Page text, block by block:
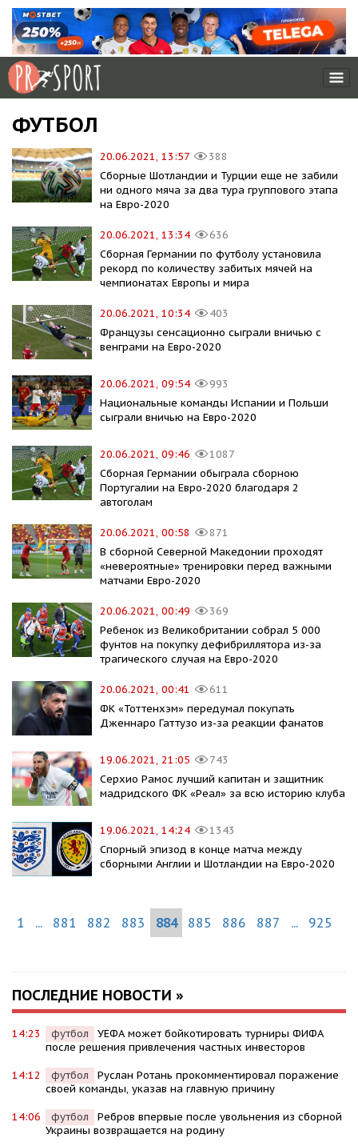
ФУТБОЛ
20.06.2021, 13:57
388
Сборные Шотландии и Турции еще не забили
ни одного мяча за два тура группового этапа
на Евро-2020
20.06.2021, 13:34
636
Сборная Германии по футболу установила
рекорд по количеству забитых мячей на
чемпионатах Европы и мира
20.06.2021, 10:34
403
Французы сенсационно сыграли вничью с
венграми на Евро-2020
20.06.2021, 09:54
993
Национальные команды Испании и Польши
сыграли вничью на Евро-2020
20.06.2021, 09:46
1087
Сборная Германии обыграла сборною
Португалии на Евро-2020 благодаря 2
автоголам
20.06.2021, 00:58
871
В сборной Северной Македонии проходят
«невероятные» тренировки перед важными
матчами Евро-2020
20.06.2021, 00:49
369
Ребенок из Великобритании собрал 5 000
фунтов на покупку дефибриллятора из-за
трагического случая на Евро-2020
20.06.2021, 00:41
611
ФК «Тоттенхэм» передумал покупать
Дженнаро Гаттузо из-за реакции фанатов
19.06.2021, 21:05
743
Серхио Рамос лучший капитан и защитник
мадридского ФК «Реал» за всю историю клуба
19.06.2021, 14:24
1343
Спорный эпизод в конце матча между
сборными Англии и Шотландии на Евро-2020
1 ... 881 882 883 884 885 886 887 ... 925
ПОСЛЕДНИЕ НОВОСТИ »
14:23 футбол
УЕФА может бойкотировать турниры ФИФА
после решения привлечения частных инвесторов
14:12 футбол
Руслан Ротань прокомментировал поражение
своей команды, указав на главную причину
14:06 футбол
Ребров впервые после увольнения из сборной
Украины возвращается на родину